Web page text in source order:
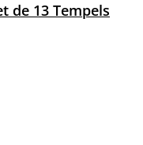
de 13 Tempels